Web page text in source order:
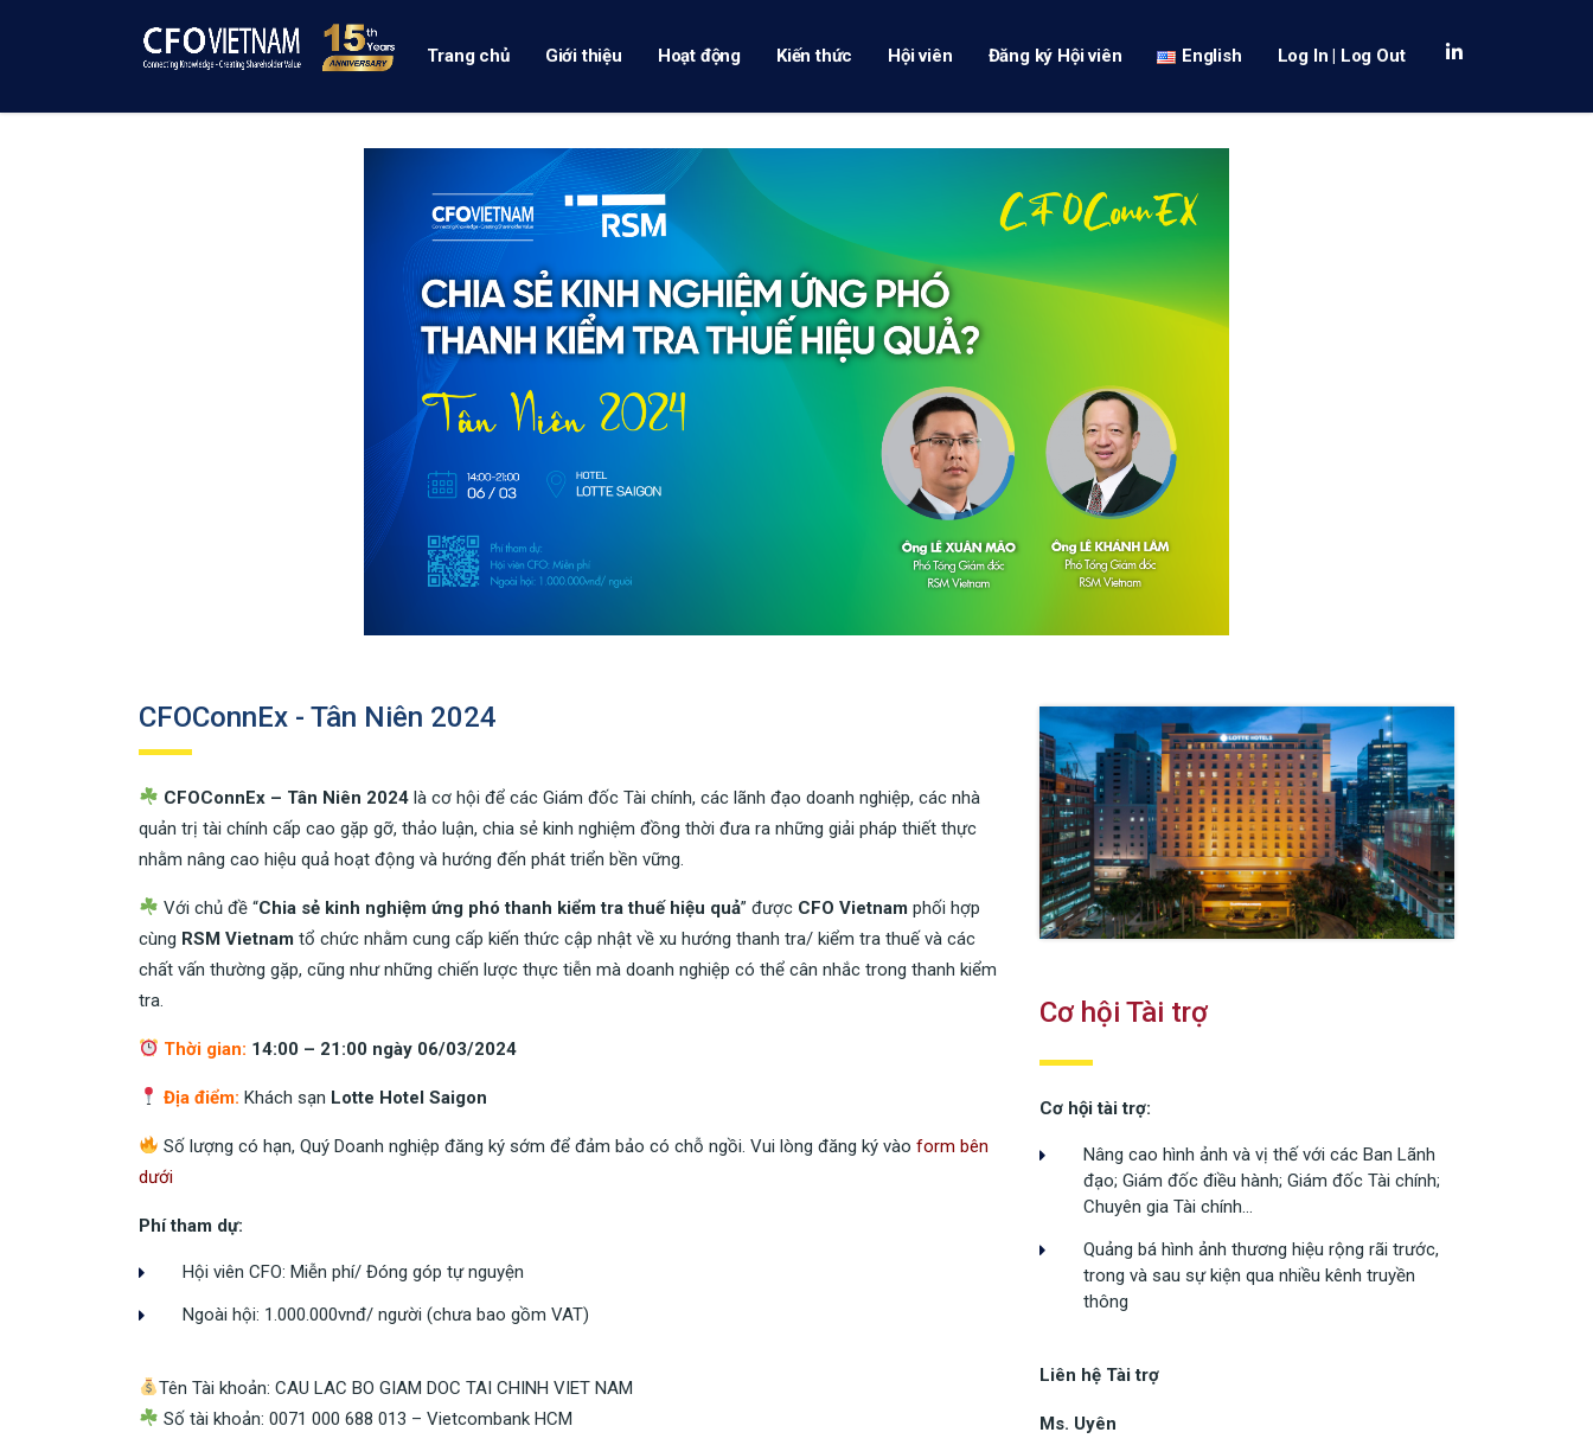
Trang chủ Giới thiệu Hoạt động Kiến thức Hội viên Đăng ký Hội viên English Log In | Log Out
CFOConnEx - Tân Niên 2024
CFOConnEx – Tân Niên 2024 là cơ hội để các Giám đốc Tài chính, các lãnh đạo doanh nghiệp, các nhà
quản trị tài chính cấp cao gặp gỡ, thảo luận, chia sẻ kinh nghiệm đồng thời đưa ra những giải pháp thiết thực
nhằm nâng cao hiệu quả hoạt động và hướng đến phát triển bền vững.
Với chủ đề “Chia sẻ kinh nghiệm ứng phó thanh kiểm tra thuế hiệu quả” được CFO Vietnam phối hợp
cùng RSM Vietnam tổ chức nhằm cung cấp kiến thức cập nhật về xu hướng thanh tra/ kiểm tra thuế và các
chất vấn thường gặp, cũng như những chiến lược thực tiễn mà doanh nghiệp có thể cân nhắc trong thanh kiểm
tra.
Thời gian: 14:00 – 21:00 ngày 06/03/2024
Địa điểm: Khách sạn Lotte Hotel Saigon
Số lượng có hạn, Quý Doanh nghiệp đăng ký sớm để đảm bảo có chỗ ngồi. Vui lòng đăng ký vàoform bên
dưới
Phí tham dự:
Hội viên CFO: Miễn phí/ Đóng góp tự nguyện
Ngoài hội: 1.000.000vnđ/ người (chưa bao gồm VAT)
Tên Tài khoản: CAU LAC BO GIAM DOC TAI CHINH VIET NAM
Số tài khoản: 0071 000 688 013 – Vietcombank HCM
Cơ hội Tài trợ
Cơ hội tài trợ:
Nâng cao hình ảnh và vị thế với các Ban Lãnh
đạo; Giám đốc điều hành; Giám đốc Tài chính;
Chuyên gia Tài chính…
Quảng bá hình ảnh thương hiệu rộng rãi trước,
trong và sau sự kiện qua nhiều kênh truyền
thông
Liên hệ Tài trợ
Ms. Uyên